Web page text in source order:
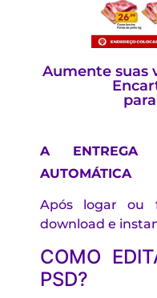
Aumente suas
A ENTREGA
AUTOMÁTICA
Após logar ou
download e
COMO
PSD?